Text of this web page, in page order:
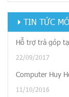
TIN TỨC
Hỗ trợ trả góp
22/09/2017
Computer Huy
11/10/2016